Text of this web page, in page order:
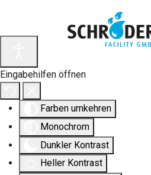
Eingabehilfen öffnen
Farben umkehren
Monochrom
Dunkler Kontrast
Heller Kontrast